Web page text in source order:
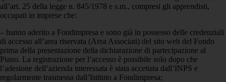
all’art. 25 della legge n. 845/1978 e s.m., compresi gli apprendisti,
occupati in imprese che:
– hanno aderito a Fondimpresa e sono già in possesso delle credenziali
di accesso all’area riservata (Area Associati) del sito web del Fondo
prima della presentazione della dichiarazione di partecipazione al
Piano. La registrazione per l’accesso è possibile solo dopo che
l’adesione dell’azienda interessata è stata accettata dall’INPS e
regolarmente trasmessa dall’Istituto a Fondimpresa;